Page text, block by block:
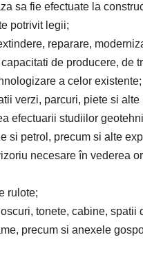
sa fie efectuate la
potrivit legii;
reparare,
de producere, de
a celor existente;
verzi, parcuri, piete si
efectuarii studiilor
si petrol, precum si alte
necesare în vederea
rulote;
tonete, cabine,
precum si anexele